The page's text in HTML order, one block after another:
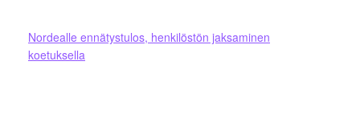
Nordealle ennätystulos, henkilöstön jaksaminen
koetuksella